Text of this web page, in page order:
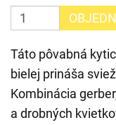
Táto pôvabná
bielej prináša
Kombinácia
a drobných